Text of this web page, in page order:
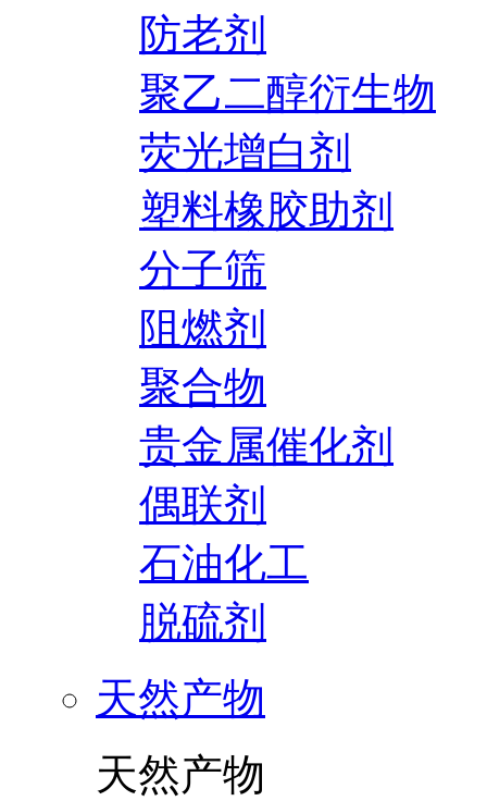
防老剂
聚乙二醇衍生物
荧光增白剂
塑料橡胶助剂
分子筛
阻燃剂
聚合物
贵金属催化剂
偶联剂
石油化工
脱硫剂
天然产物
天然产物